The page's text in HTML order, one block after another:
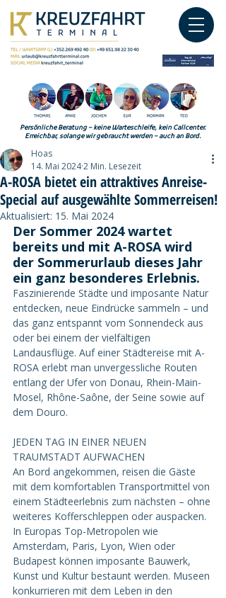
Persönliche Beratung – keine Warteschleife, kein Callcenter.
Erreichbar, solange wir gebraucht werden – auch an Bord.
A-ROSA bietet ein attraktives Anreise-
Special auf ausgewählte Sommerreisen!
Hoas
14. Mai 20242 Min. Lesezeit
Aktualisiert: 15. Mai 2024
Der Sommer 2024 wartet
bereits und mit A-ROSA wird
der Sommerurlaub dieses Jahr
ein ganz besonderes Erlebnis.
Faszinierende Städte und imposante Natur
entdecken, neue Eindrücke sammeln – und
das ganz entspannt vom Sonnendeck aus
oder bei einem der vielfältigen
Landausflüge. Auf einer Städtereise mit A-
ROSA erlebt man unvergessliche Routen
entlang der Ufer von Donau, Rhein-Main-
Mosel, Rhône-Saône, der Seine sowie auf
dem Douro.
JEDEN TAG IN EINER NEUEN
TRAUMSTADT AUFWACHEN
An Bord angekommen, reisen die Gäste
mit dem komfortablen Transportmittel von
einem Städteerlebnis zum nächsten – ohne
weiteres Kofferschleppen oder auspacken.
In Europas Top-Metropolen wie
Amsterdam, Paris, Lyon, Wien oder
Budapest können imposante Bauwerk,
Kunst und Kultur bestaunt werden. Museen
konkurrieren mit dem Leben in den